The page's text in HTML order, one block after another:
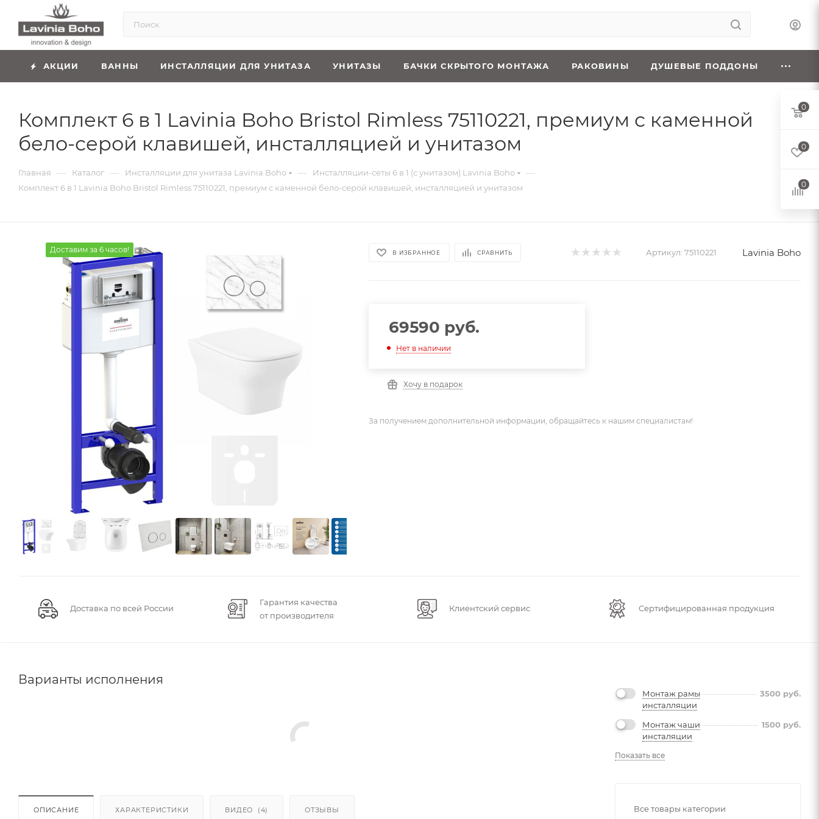
АКЦИИ ВАННЫ ИНСТАЛЛЯЦИИ ДЛЯ УНИТАЗА УНИТАЗЫ БАЧКИ СКРЫТОГО МОНТАЖА РАКОВИНЫ ДУШЕВЫЕ ПОДДОНЫ
Комплект 6 в 1 Lavinia Boho Bristol Rimless 75110221, премиум с каменной
бело-серой клавишей, инсталляцией и унитазом
Главная — Каталог — Инсталляции для унитаза Lavinia Boho — Инсталляции-сеты 6 в 1 (с унитазом) Lavinia Boho —
Комплект 6 в 1 Lavinia Boho Bristol Rimless 75110221, премиум с каменной бело-серой клавишей, инсталляцией и унитазом
Доставим за 6 часов! В ИЗБРАННОЕ СРАВНИТЬ Артикул: 75110221 Lavinia Boho
69590 руб.
Нет в наличии
Хочу в подарок
За получением дополнительной информации, обращайтесь к нашим специалистам!
Доставка по всей России
Гарантия качества
от производителя
Клиентский сервис Сертифицированная продукция
Варианты исполнения
ОПИСАНИЕ ХАРАКТЕРИСТИКИ ВИДЕО (4) ОТЗЫВЫ
Монтаж рамы
инсталляции
3500 руб.
Монтаж чаши
инсталяции
1500 руб.
Показать все
Все товары категории
0
0
0